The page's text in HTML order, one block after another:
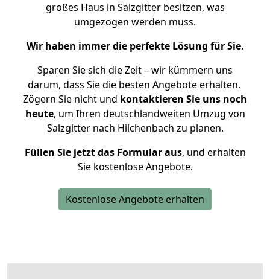
großes Haus in Salzgitter besitzen, was
umgezogen werden muss.
Wir haben immer die perfekte Lösung für Sie.
Sparen Sie sich die Zeit – wir kümmern uns
darum, dass Sie die besten Angebote erhalten.
Zögern Sie nicht und kontaktieren Sie uns noch
heute, um Ihren deutschlandweiten Umzug von
Salzgitter nach Hilchenbach zu planen.
Füllen Sie jetzt das Formular aus, und erhalten
Sie kostenlose Angebote.
Kostenlose Angebote erhalten